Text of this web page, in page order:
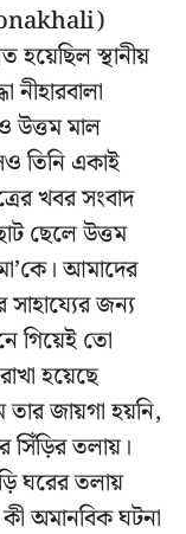
হয়েছিল স্থানীয়
উত্তম মাল
তিনি একাই
খবর সংবাদ
ছেলে উত্তম
আমাদের
সাহায্যের জন্য
গিয়েই তো
হয়েছে
জায়গা হয়নি,
সিঁড়ির তলায়।
ঘরের তলায়
অমানবিক ঘটনা